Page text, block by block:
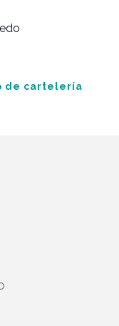
de cartelería